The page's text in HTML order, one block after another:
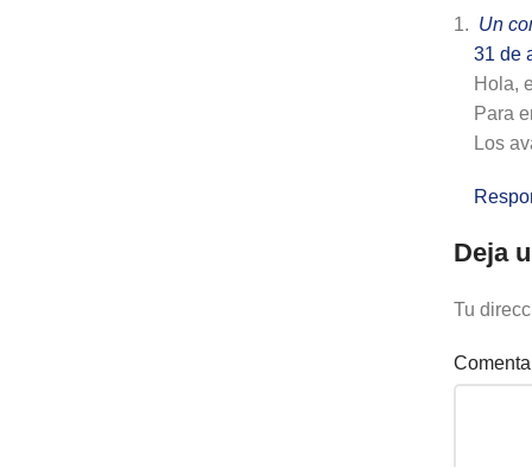
Un
31 de
Hola,
Para
Los
Deja
Tu